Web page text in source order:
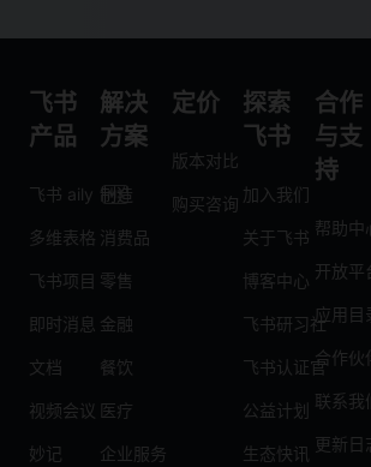
飞书
产品
飞书 aily
多维表格
飞书项目
即时消息
文档
视频会议
妙记
解决
方案
制造
消费品
零售
金融
餐饮
医疗
企业服务
定价
版本对比
购买咨询
探索
飞书
加入我们
关于飞书
博客中心
飞书研习社
飞书认证官
公益计划
生态快讯
合作
与支
持
帮助中
开放平
应用目
合作伙
联系我
更新日